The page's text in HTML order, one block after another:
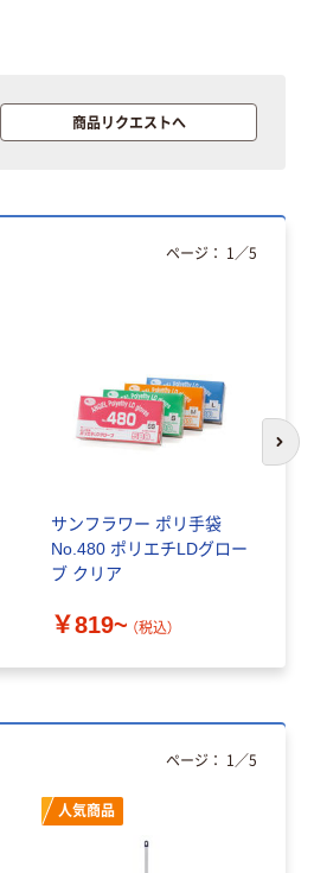
商品リクエストへ
サンフラワー ポリ手袋
No.480 ポリエチLDグロー
ブ クリア
￥819~ （税込）
ページ： 1 ／5
次
人気商品
ページ： 1 ／5